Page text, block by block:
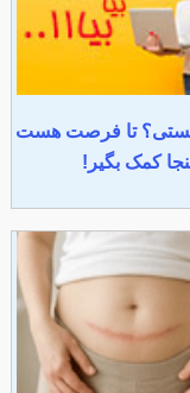
تا فرصت هست
کمک بگیر!